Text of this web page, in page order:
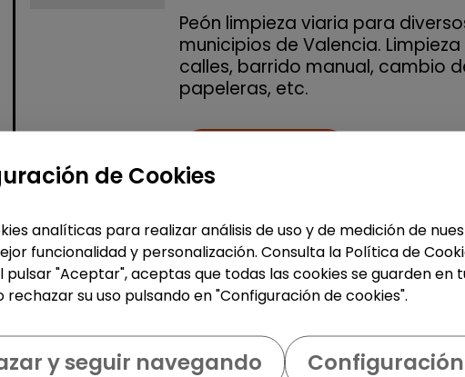
Peón limpieza viaria para
municipios de Valencia.
calles, barrido manual, cambio
papeleras, etc.
Limpieza y mantenimiento
Limpiador/a (san antonio de
benagéber)
| España(Valencia)
de Cookies
analíticas para realizar análisis de uso y de medición de
funcionalidad y personalización. Consulta la Política de
pulsar "Aceptar", aceptas que todas las cookies se guarden en
su uso pulsando en "Configuración de cookies".
y seguir navegando